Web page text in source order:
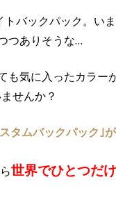
バックパック。い
つありそうな…
気に入ったカラー
せんか？
タムバックパック｣
世界でひとつだ